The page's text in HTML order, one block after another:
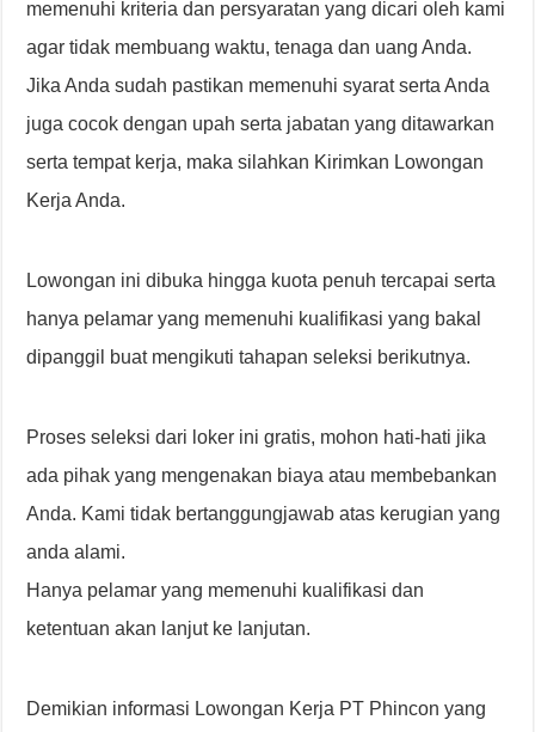
memenuhi kriteria dan persyaratan yang dicari oleh kami
agar tidak membuang waktu, tenaga dan uang Anda.
Jika Anda sudah pastikan memenuhi syarat serta Anda
juga cocok dengan upah serta jabatan yang ditawarkan
serta tempat kerja, maka silahkan Kirimkan Lowongan
Kerja Anda.
Lowongan ini dibuka hingga kuota penuh tercapai serta
hanya pelamar yang memenuhi kualifikasi yang bakal
dipanggil buat mengikuti tahapan seleksi berikutnya.
Proses seleksi dari loker ini gratis, mohon hati-hati jika
ada pihak yang mengenakan biaya atau membebankan
Anda. Kami tidak bertanggungjawab atas kerugian yang
anda alami.
Hanya pelamar yang memenuhi kualifikasi dan
ketentuan akan lanjut ke lanjutan.
Demikian informasi Lowongan Kerja PT Phincon yang